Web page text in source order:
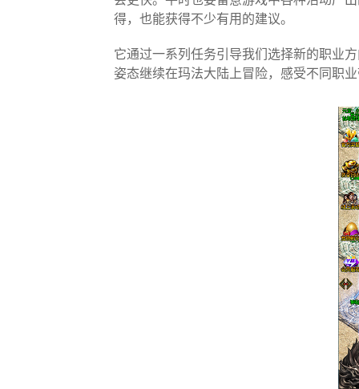
得，也能获得不少有用的建议。
它通过一系列任务引导我们选择新的职业
姿态继续在玛法大陆上冒险，感受不同职